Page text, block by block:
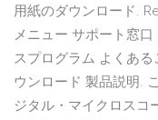
用紙のダウンロード.
メニュー サポート窓
スプログラム よくあ
ウンロード 製品説明.
ジタル・マイクロスコ